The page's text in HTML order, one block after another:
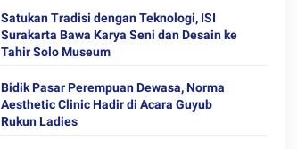
Satukan Tradisi dengan Teknologi, ISI
Surakarta Bawa Karya Seni dan Desain ke
Tahir Solo Museum
Bidik Pasar Perempuan Dewasa, Norma
Aesthetic Clinic Hadir di Acara Guyub
Rukun Ladies